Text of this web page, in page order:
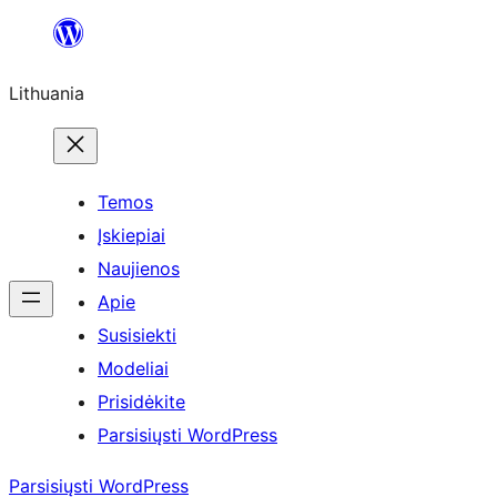
turinio
Lithuania
Temos
Įskiepiai
Naujienos
Apie
Susisiekti
Modeliai
Prisidėkite
Parsisiųsti WordPress
Parsisiųsti WordPress